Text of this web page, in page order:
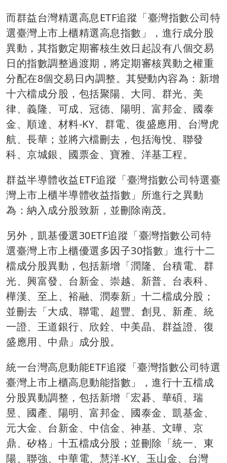
而群益台灣精選高息ETF追蹤「臺灣指數公司特
選臺灣上市上櫃精選高息指數」，進行成分股
異動，其指數定期審核生效日起設有八個交易
日的指數調整過渡期，將定期審核異動之權重
分配在8個交易日內調整。其變動內容為：新增
十六檔成分股，包括聚陽、大同、群光、美
律、義隆、可成、冠德、陽明、富邦金、國泰
金、順達、材料-KY、群電、復盛應用、台灣虎
航、長華；並將六檔刪去，包括海悅、聯發
科、京城銀、國票金、寶雅、洋基工程。
群益半導體收益ETF追蹤「臺灣指數公司特選臺
灣上市上櫃半導體收益指數」所進行之異動
為：納入成分股致新，並刪除南茂。
另外，凱基優選30ETF追蹤「臺灣指數公司特
選臺灣上市上櫃優選多因子30指數」進行十二
檔成分股異動，包括新增「潤隆、台積電、群
光、興富發、台新金、崇越、新普、台表科、
樺漢、至上、裕融、潤泰新」十二檔成分股；
並刪去「大成、聯電、超豐、創見、新產、統
一證、王道銀行、欣銓、中美晶、群益證、復
盛應用、中鼎」成分股。
統一台灣高息動能ETF追蹤「臺灣指數公司特選
臺灣上市上櫃高息動能指數」，進行十五檔成
分股異動調整，包括新增「宏碁、華碩、瑞
昱、國產、陽明、富邦金、國泰金、凱基金、
元大金、台新金、中信金、神基、文曄、京
鼎、矽格」十五檔成分股；並刪除「統一、東
陽、聯強、中華電、慧洋-KY、玉山金、台灣